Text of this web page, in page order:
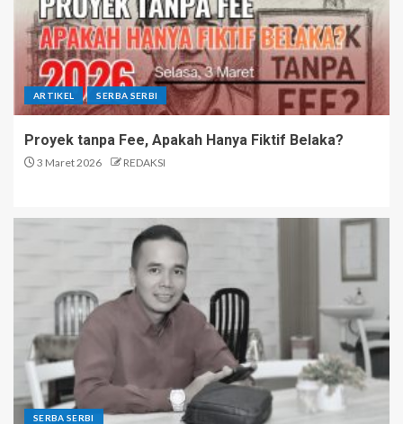
ARTIKEL SERBA SERBI
Proyek tanpa Fee, Apakah Hanya Fiktif Belaka?
3 Maret 2026 REDAKSI
SERBA SERBI